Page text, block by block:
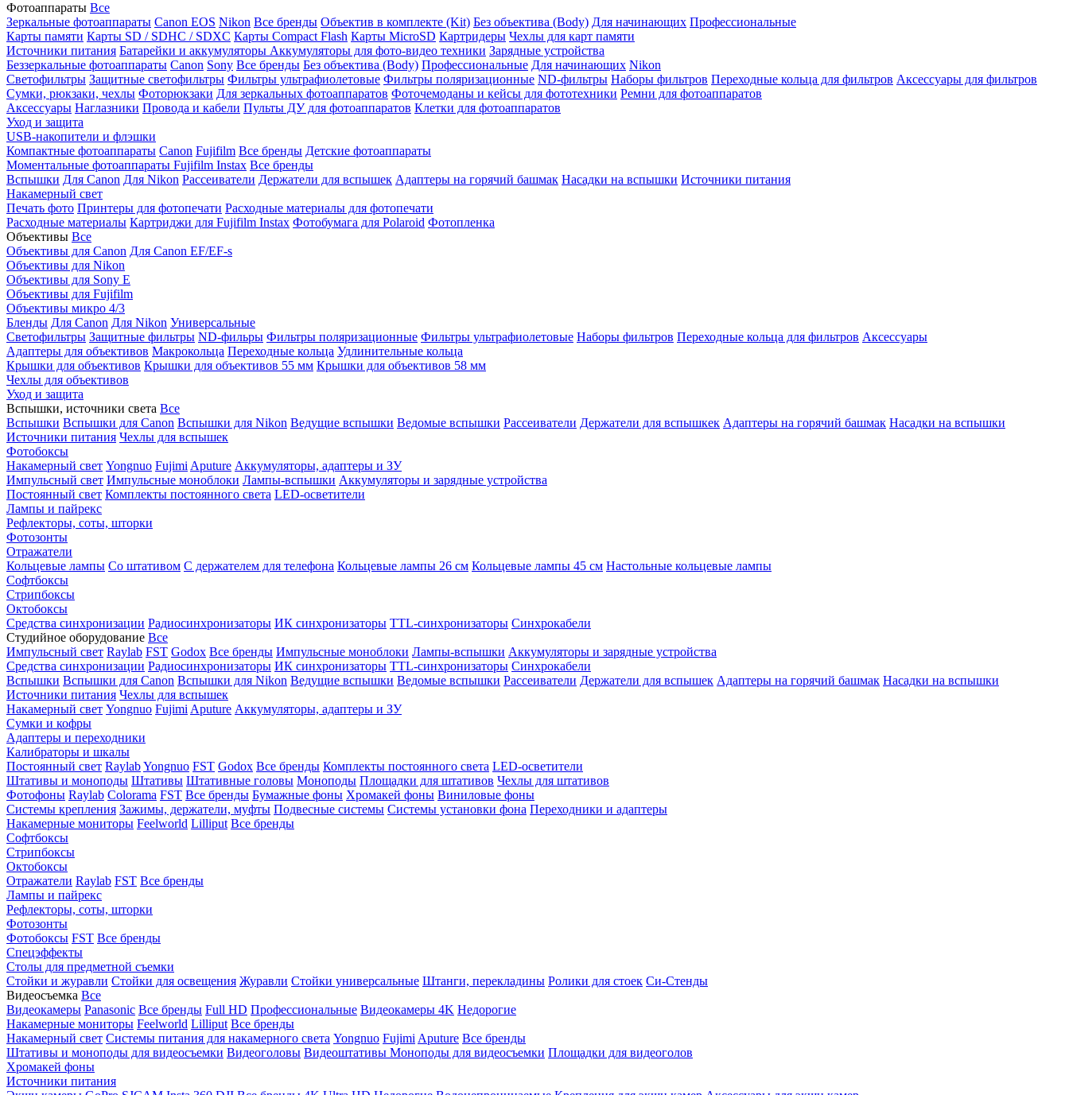
Фотоаппараты Все
Зеркальные фотоаппараты Canon EOS Nikon Все бренды Объектив в комплекте (Kit) Без объектива (Body) Для начинающих Профессиональные
Карты памяти Карты SD / SDHC / SDXC Карты Compact Flash Карты MicroSD Картридеры Чехлы для карт памяти
Источники питания Батарейки и аккумуляторы Аккумуляторы для фото-видео техники Зарядные устройства
Беззеркальные фотоаппараты Canon Sony Все бренды Без объектива (Body) Профессиональные Для начинающих Nikon
Светофильтры Защитные светофильтры Фильтры ультрафиолетовые Фильтры поляризационные ND-фильтры Наборы фильтров Переходные кольца для фильтров Аксессуары для фильтров
Сумки, рюкзаки, чехлы Фоторюкзаки Для зеркальных фотоаппаратов Фоточемоданы и кейсы для фототехники Ремни для фотоаппаратов
Аксессуары Наглазники Провода и кабели Пульты ДУ для фотоаппаратов Клетки для фотоаппаратов
Уход и защита
USB-накопители и флэшки
Компактные фотоаппараты Canon Fujifilm Все бренды Детские фотоаппараты
Моментальные фотоаппараты Fujifilm Instax Все бренды
Вспышки Для Canon Для Nikon Рассеиватели Держатели для вспышек Адаптеры на горячий башмак Насадки на вспышки Источники питания
Накамерный свет
Печать фото Принтеры для фотопечати Расходные материалы для фотопечати
Расходные материалы Картриджи для Fujifilm Instax Фотобумага для Polaroid Фотопленка
Объективы Все
Объективы для Canon Для Canon EF/EF-s
Объективы для Nikon
Объективы для Sony E
Объективы для Fujifilm
Объективы микро 4/3
Бленды Для Canon Для Nikon Универсальные
Светофильтры Защитные фильтры ND-фильры Фильтры поляризационные Фильтры ультрафиолетовые Наборы фильтров Переходные кольца для фильтров Аксессуары
Адаптеры для объективов Макрокольца Переходные кольца Удлинительные кольца
Крышки для объективов Крышки для объективов 55 мм Крышки для объективов 58 мм
Чехлы для объективов
Уход и защита
Вспышки, источники света Все
Вспышки Вспышки для Canon Вспышки для Nikon Ведущие вспышки Ведомые вспышки Рассеиватели Держатели для вспышкек Адаптеры на горячий башмак Насадки на вспышки
Источники питания Чехлы для вспышек
Фотобоксы
Накамерный свет Yongnuo Fujimi Aputure Аккумуляторы, адаптеры и ЗУ
Импульсный свет Импульсные моноблоки Лампы-вспышки Аккумуляторы и зарядные устройства
Постоянный свет Комплекты постоянного света LED-осветители
Лампы и пайрекс
Рефлекторы, соты, шторки
Фотозонты
Отражатели
Кольцевые лампы Со штативом С держателем для телефона Кольцевые лампы 26 см Кольцевые лампы 45 см Настольные кольцевые лампы
Софтбоксы
Стрипбоксы
Октобоксы
Средства синхронизации Радиосинхронизаторы ИК синхронизаторы TTL-синхронизаторы Синхрокабели
Студийное оборудование Все
Импульсный свет Raylab FST Godox Все бренды Импульсные моноблоки Лампы-вспышки Аккумуляторы и зарядные устройства
Средства синхронизации Радиосинхронизаторы ИК синхронизаторы TTL-синхронизаторы Синхрокабели
Вспышки Вспышки для Canon Вспышки для Nikon Ведущие вспышки Ведомые вспышки Рассеиватели Держатели для вспышек Адаптеры на горячий башмак Насадки на вспышки
Источники питания Чехлы для вспышек
Накамерный свет Yongnuo Fujimi Aputure Аккумуляторы, адаптеры и ЗУ
Сумки и кофры
Адаптеры и переходники
Калибраторы и шкалы
Постоянный свет RaylabYongnuo FST Godox Все бренды Комплекты постоянного света LED-осветители
Штативы и моноподы Штативы Штативные головы Моноподы Площадки для штативов Чехлы для штативов
Фотофоны Raylab Colorama FST Все бренды Бумажные фоны Хромакей фоны Виниловые фоны
Системы крепления Зажимы, держатели, муфты Подвесные системы Системы установки фона Переходники и адаптеры
Накамерные мониторы Feelworld Lilliput Все бренды
Софтбоксы
Стрипбоксы
Октобоксы
Отражатели Raylab FST Все бренды
Лампы и пайрекс
Рефлекторы, соты, шторки
Фотозонты
Фотобоксы FST Все бренды
Спецэффекты
Столы для предметной съемки
Стойки и журавли Стойки для освещения Журавли Стойки универсальные Штанги, перекладины Ролики для стоек Си-Стенды
Видеосъемка Все
Видеокамеры Panasonic Все бренды Full HD Профессиональные Видеокамеры 4K Недорогие
Накамерные мониторы Feelworld Lilliput Все бренды
Накамерный свет Системы питания для накамерного света Yongnuo Fujimi Aputure Все бренды
Штативы и моноподы для видеосъемки Видеоголовы Видеоштативы Моноподы для видеосъемки Площадки для видеоголов
Хромакей фоны
Источники питания